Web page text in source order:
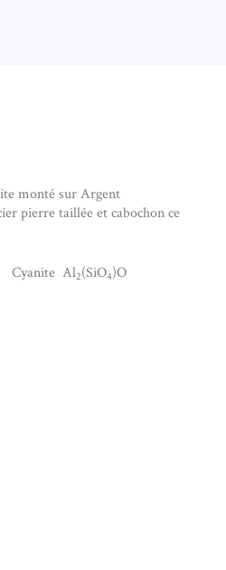
monté sur Argent
pierre taillée et cabochon ce
Al2(SiO4)O